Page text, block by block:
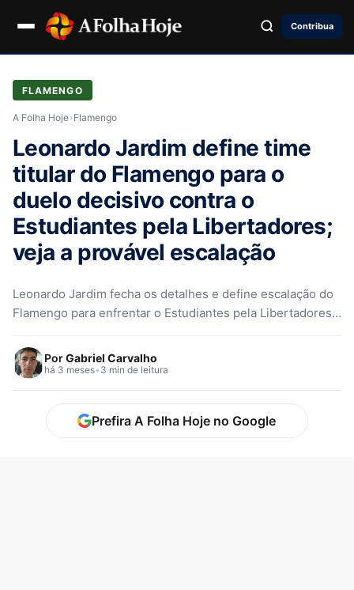
Contribua
FLAMENGO
A Folha Hoje› Flamengo
Leonardo Jardim define time
titular do Flamengo para o
duelo decisivo contra o
Estudiantes pela Libertadores;
veja a provável escalação
Leonardo Jardim fecha os detalhes e define escalação do
Flamengo para enfrentar o Estudiantes pela Libertadores
PorGabriel Carvalho
há 3 meses• 3 min de leitura
Prefira A Folha Hoje no Google